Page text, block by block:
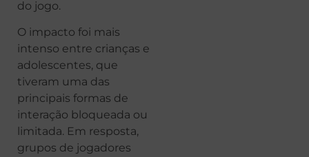
do jogo.
O impacto foi mais
intenso entre crianças e
adolescentes, que
tiveram uma das
principais formas de
interação bloqueada ou
limitada. Em resposta,
grupos de jogadores